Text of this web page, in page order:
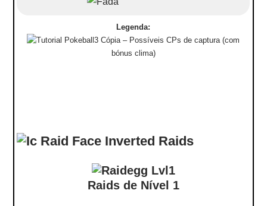
Legenda:
– Possíveis CPs de captura (com
bónus clima)
Raids
Raids de Nível 1